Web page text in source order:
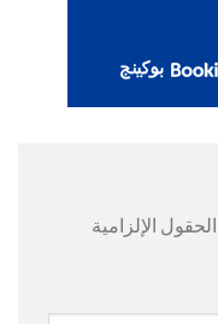
الحقول الإلزامية